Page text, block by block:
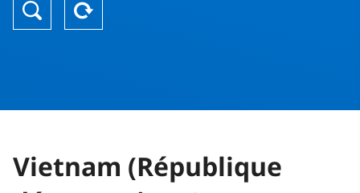
Vietnam (République